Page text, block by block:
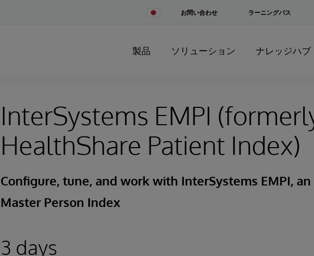
Change
お問い合わせ ラーニングパス
製品 ソリューション ナレッジハブ
InterSystems EMPI
HealthShare Patient Index)
Configure, tune, and work with InterSystems EMPI,
Master Person Index
3 days